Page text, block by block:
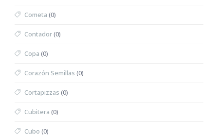
Cometa (0)
Contador(0)
Copa (0)
Corazón Semillas (0)
Cortapizzas (0)
Cubitera (0)
Cubo (0)